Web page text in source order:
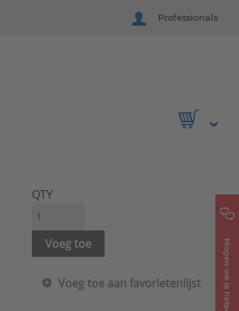
Professionals
Mogen we je helpen?
QTY
Voeg toe
Voeg toe aan favorietenlijst